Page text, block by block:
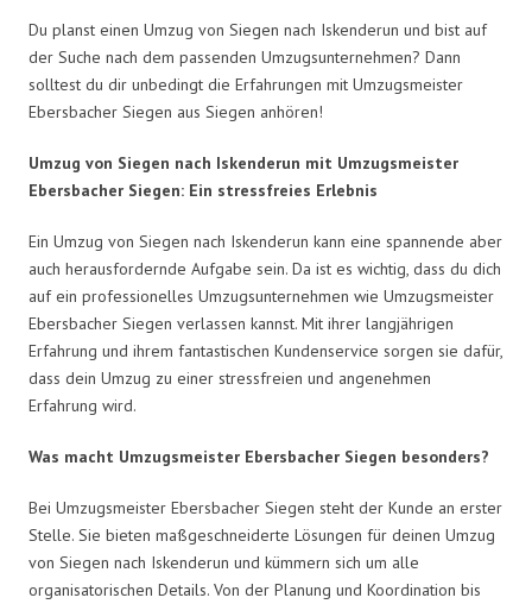
Du planst einen Umzug von Siegen nach Iskenderun und bist auf
der Suche nach dem passenden Umzugsunternehmen? Dann
solltest du dir unbedingt die Erfahrungen mit Umzugsmeister
Ebersbacher Siegen aus Siegen anhören!
Umzug von Siegen nach Iskenderun mit Umzugsmeister
Ebersbacher Siegen: Ein stressfreies Erlebnis
Ein Umzug von Siegen nach Iskenderun kann eine spannende aber
auch herausfordernde Aufgabe sein. Da ist es wichtig, dass du dich
auf ein professionelles Umzugsunternehmen wie Umzugsmeister
Ebersbacher Siegen verlassen kannst. Mit ihrer langjährigen
Erfahrung und ihrem fantastischen Kundenservice sorgen sie dafür,
dass dein Umzug zu einer stressfreien und angenehmen
Erfahrung wird.
Was macht Umzugsmeister Ebersbacher Siegen besonders?
Bei Umzugsmeister Ebersbacher Siegen steht der Kunde an erster
Stelle. Sie bieten maßgeschneiderte Lösungen für deinen Umzug
von Siegen nach Iskenderun und kümmern sich um alle
organisatorischen Details. Von der Planung und Koordination bis